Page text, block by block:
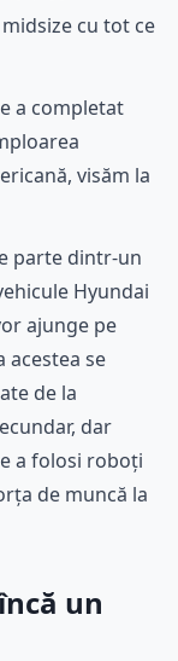
cu tot ce
a completat
visăm la
parte dintr-un
Hyundai
ajunge pe
acestea se
de la
dar
a folosi roboți
de muncă la
un